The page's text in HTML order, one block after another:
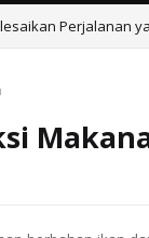
Perjalanan